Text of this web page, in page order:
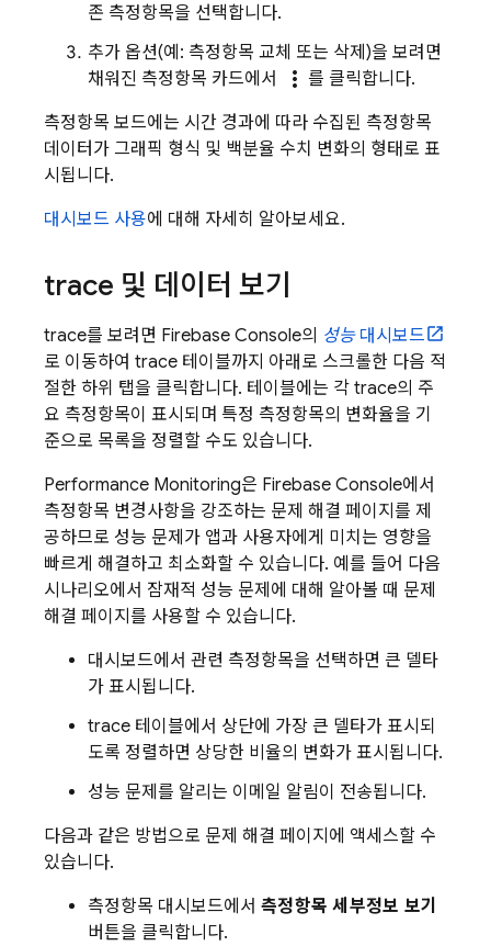
존 측정항목을 선택합니다.
추가 옵션(예: 측정항목 교체 또는 삭제)을 보려면
채워진 측정항목 카드에서
more_vert 를 클릭합니다.
측정항목 보드에는 시간 경과에 따라 수집된 측정항목
데이터가 그래픽 형식 및 백분율 수치 변화의 형태로 표
시됩니다.
대시보드 사용에 대해 자세히 알아보세요.
trace 및 데이터 보기
trace를 보려면 Firebase Console의 성능대시보드
로 이동하여 trace 테이블까지 아래로 스크롤한 다음 적
절한 하위 탭을 클릭합니다. 테이블에는 각 trace의 주
요 측정항목이 표시되며 특정 측정항목의 변화율을 기
준으로 목록을 정렬할 수도 있습니다.
Performance Monitoring은 Firebase Console에서
측정항목 변경사항을 강조하는 문제 해결 페이지를 제
공하므로 성능 문제가 앱과 사용자에게 미치는 영향을
빠르게 해결하고 최소화할 수 있습니다. 예를 들어 다음
시나리오에서 잠재적 성능 문제에 대해 알아볼 때 문제
해결 페이지를 사용할 수 있습니다.
대시보드에서 관련 측정항목을 선택하면 큰 델타
가 표시됩니다.
trace 테이블에서 상단에 가장 큰 델타가 표시되
도록 정렬하면 상당한 비율의 변화가 표시됩니다.
성능 문제를 알리는 이메일 알림이 전송됩니다.
다음과 같은 방법으로 문제 해결 페이지에 액세스할 수
있습니다.
측정항목 대시보드에서 측정항목 세부정보 보기
버튼을 클릭합니다.